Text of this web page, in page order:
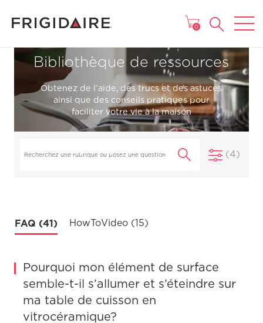
MENU
0
Bibliothèque de ressources
Obtenez de l’aide, des trucs et des astuces
ainsi que des conseils pratiques pour
faciliter votre vie à la maison
(4)
FAQ (41) HowToVideo (15)
Pourquoi mon élément de surface
semble-t-il s’allumer et s’éteindre sur
ma table de cuisson en
vitrocéramique?